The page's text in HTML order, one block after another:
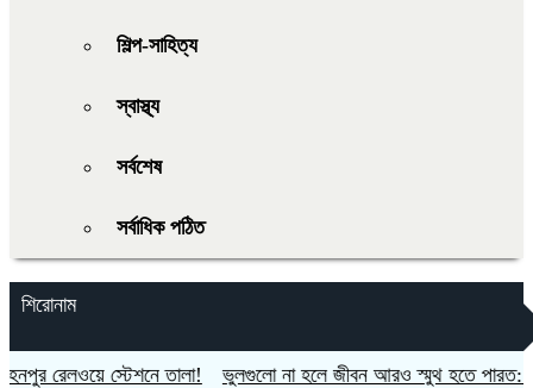
শিল্প-সাহিত্য
স্বাস্থ্য
সর্বশেষ
সর্বাধিক পঠিত
শিরোনাম
রেলওয়ে স্টেশনে তালা! ভুলগুলো না হলে জীবন আরও স্মুথ হতে পারত: শাকিব